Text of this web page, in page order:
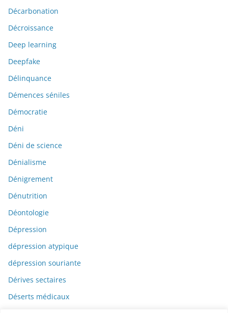
Décarbonation
Décroissance
Deep learning
Deepfake
Délinquance
Démences séniles
Démocratie
Déni
Déni de science
Dénialisme
Dénigrement
Dénutrition
Déontologie
Dépression
dépression atypique
dépression souriante
Dérives sectaires
Déserts médicaux